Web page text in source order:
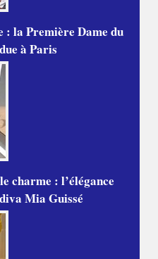
: la Première Dame du
à Paris
charme : l’élégance
Mia Guissé